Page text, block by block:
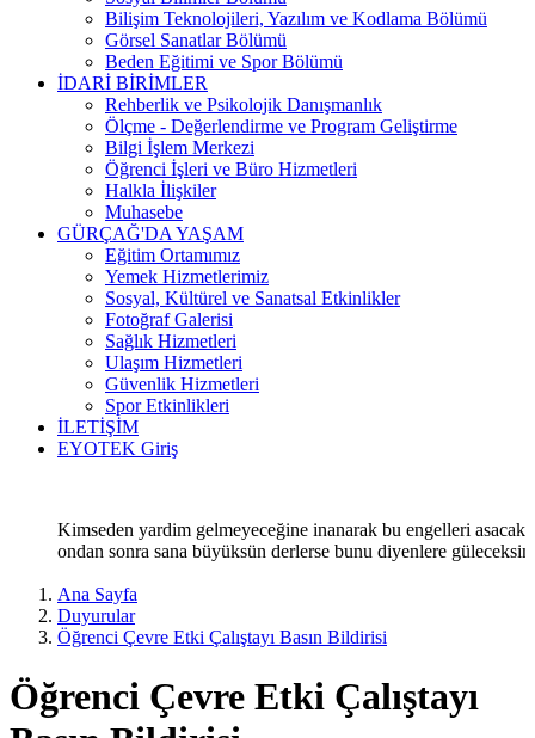
Bilişim Teknolojileri, Yazılım ve Kodlama Bölümü
Görsel Sanatlar Bölümü
Beden Eğitimi ve Spor Bölümü
İDARİ BİRİMLER
Rehberlik ve Psikolojik Danışmanlık
Ölçme - Değerlendirme ve Program Geliştirme
Bilgi İşlem Merkezi
Öğrenci İşleri ve Büro Hizmetleri
Halkla İlişkiler
Muhasebe
GÜRÇAĞ'DA YAŞAM
Eğitim Ortamımız
Yemek Hizmetlerimiz
Sosyal, Kültürel ve Sanatsal Etkinlikler
Fotoğraf Galerisi
Sağlık Hizmetleri
Ulaşım Hizmetleri
Güvenlik Hizmetleri
Spor Etkinlikleri
İLETİŞİM
EYOTEK Giriş
Kimseden yardim gelmeyeceğine inanarak bu engelleri asacak,
ondan sonra sana büyüksün derlerse bunu diyenlere güleceksin.
Ana Sayfa
Duyurular
Öğrenci Çevre Etki Çalıştayı Basın Bildirisi
Öğrenci Çevre Etki Çalıştayı